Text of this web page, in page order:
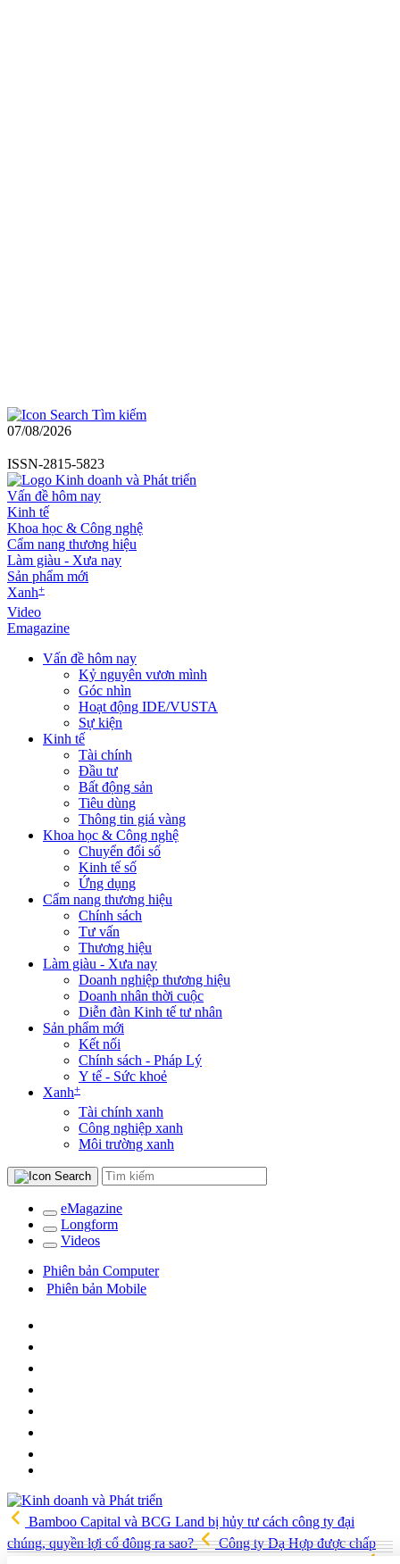
Tìm kiếm
07/08/2026
ISSN-2815-5823
Vấn đề hôm nay
Kinh tế
Khoa học & Công nghệ
Cẩm nang thương hiệu
Làm giàu - Xưa nay
Sản phẩm mới
Xanh+
Video
Emagazine
Vấn đề hôm nay
Kỷ nguyên vươn mình
Góc nhìn
Hoạt động IDE/VUSTA
Sự kiện
Kinh tế
Tài chính
Đầu tư
Bất động sản
Tiêu dùng
Thông tin giá vàng
Khoa học & Công nghệ
Chuyển đổi số
Kinh tế số
Ứng dụng
Cẩm nang thương hiệu
Chính sách
Tư vấn
Thương hiệu
Làm giàu - Xưa nay
Doanh nghiệp thương hiệu
Doanh nhân thời cuộc
Diễn đàn Kinh tế tư nhân
Sản phẩm mới
Kết nối
Chính sách - Pháp Lý
Y tế - Sức khoẻ
Xanh+
Tài chính xanh
Công nghiệp xanh
Môi trường xanh
eMagazine
Longform
Videos
Phiên bản Computer
Phiên bản Mobile
Bamboo Capital và BCG Land bị hủy tư cách công ty đại
chúng, quyền lợi cổ đông ra sao?
Công ty Dạ Hợp được chấp